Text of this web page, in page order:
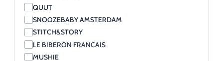
QUUT
SNOOZEBABY AMSTERDAM
STITCH&STORY
LE BIBERON FRANCAIS
MUSHIE